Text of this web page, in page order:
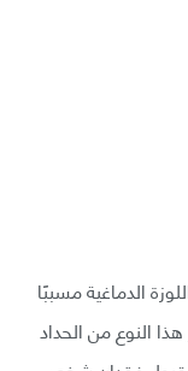
الدماغية مسببًا
النوع من الحداد